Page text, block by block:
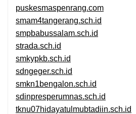
puskesmaspenrang.com
smam4tangerang.sch.id
smpbabussalam.sch.id
strada.sch.id
smkypkb.sch.id
sdngeger.sch.id
smkn1bengalon.sch.id
sdinpresperumnas.sch.id
tknu07hidayatulmubtadiin.sch.id